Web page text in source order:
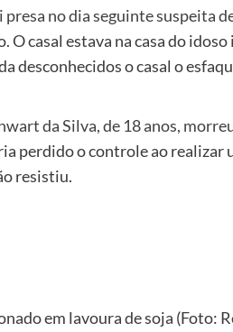
presa no dia seguinte suspeita
casal estava na casa do
desconhecidos o casal o
da Silva, de 18 anos,
perdido o controle ao realizar
resistiu.
em lavoura de soja (Foto: